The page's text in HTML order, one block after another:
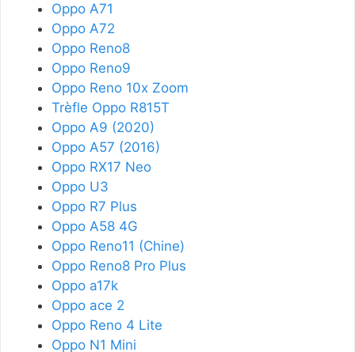
Oppo A71
Oppo A72
Oppo Reno8
Oppo Reno9
Oppo Reno 10x Zoom
Trèfle Oppo R815T
Oppo A9 (2020)
Oppo A57 (2016)
Oppo RX17 Neo
Oppo U3
Oppo R7 Plus
Oppo A58 4G
Oppo Reno11 (Chine)
Oppo Reno8 Pro Plus
Oppo a17k
Oppo ace 2
Oppo Reno 4 Lite
Oppo N1 Mini